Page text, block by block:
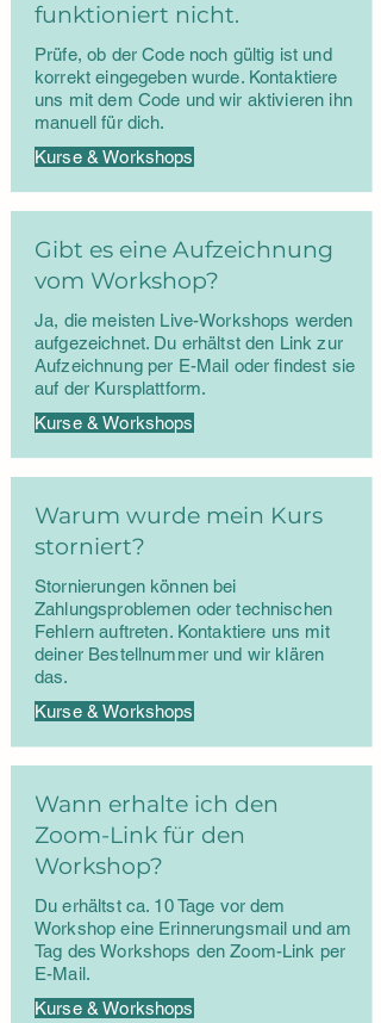
funktioniert nicht.
Prüfe, ob der Code noch gültig ist und
korrekt eingegeben wurde. Kontaktiere
uns mit dem Code und wir aktivieren ihn
manuell für dich.
Kurse & Workshops
Gibt es eine Aufzeichnung
vom Workshop?
Ja, die meisten Live-Workshops werden
aufgezeichnet. Du erhältst den Link zur
Aufzeichnung per E-Mail oder findest sie
auf der Kursplattform.
Kurse & Workshops
Warum wurde mein Kurs
storniert?
Stornierungen können bei
Zahlungsproblemen oder technischen
Fehlern auftreten. Kontaktiere uns mit
deiner Bestellnummer und wir klären
das.
Kurse & Workshops
Wann erhalte ich den
Zoom-Link für den
Workshop?
Du erhältst ca. 10 Tage vor dem
Workshop eine Erinnerungsmail und am
Tag des Workshops den Zoom-Link per
E-Mail.
Kurse & Workshops